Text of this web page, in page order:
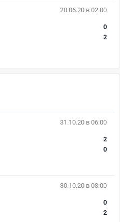
20.06.20 в 02:00
0
2
31.10.20 в 06:00
2
0
30.10.20 в 03:00
0
2